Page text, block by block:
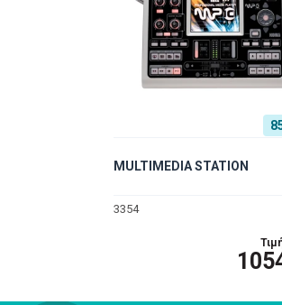
MULTIMEDIA STATION
3354